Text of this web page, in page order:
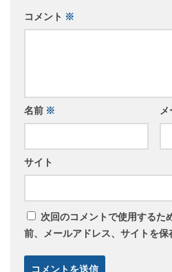
コメント ※
名前 ※
サイト
次回のコメントで使用するた
前、メールアドレス、サイトを保